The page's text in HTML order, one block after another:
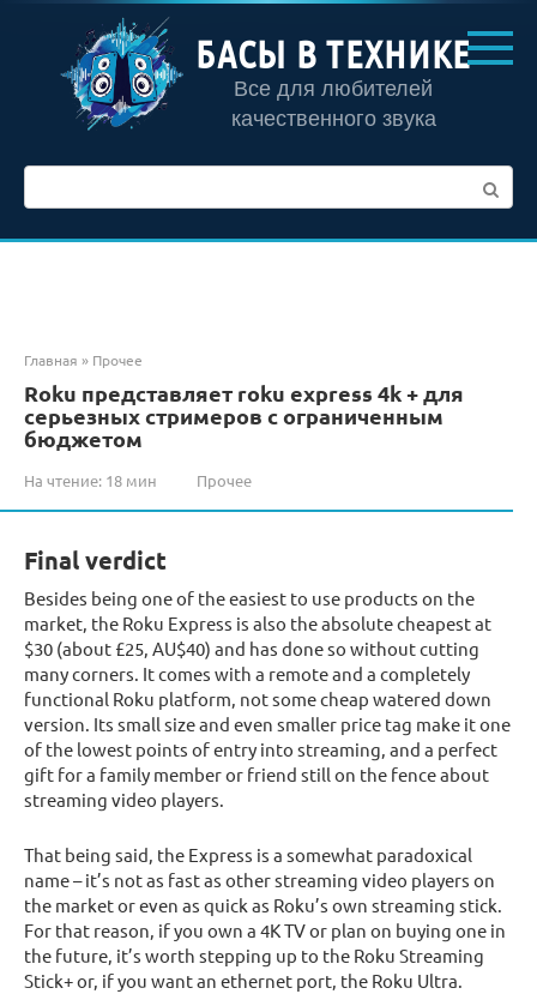
контенту
БАСЫ В ТЕХНИКЕ
Все для любителей
качественного звука
Главная » Прочее
Roku представляет roku express 4k + для
серьезных стримеров с ограниченным
бюджетом
На чтение: 18 мин Прочее
Final verdict
Besides being one of the easiest to use products on the
market, the Roku Express is also the absolute cheapest at
$30 (about £25, AU$40) and has done so without cutting
many corners. It comes with a remote and a completely
functional Roku platform, not some cheap watered down
version. Its small size and even smaller price tag make it one
of the lowest points of entry into streaming, and a perfect
gift for a family member or friend still on the fence about
streaming video players.
That being said, the Express is a somewhat paradoxical
name – it’s not as fast as other streaming video players on
the market or even as quick as Roku’s own streaming stick.
For that reason, if you own a 4K TV or plan on buying one in
the future, it’s worth stepping up to the Roku Streaming
Stick+ or, if you want an ethernet port, the Roku Ultra.